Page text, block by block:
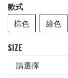
款式
棕色
綠色
SIZE